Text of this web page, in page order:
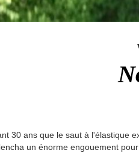
30 ans que le saut à l'élastique
un énorme engouement